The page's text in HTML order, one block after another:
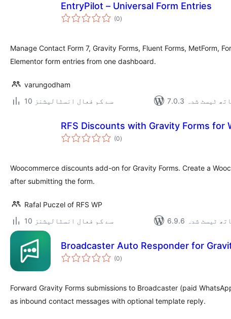
EntryPilot – Universal Form Entries
(0مجموعی
درجہ
)
Manage Contact Form 7, Gravity Forms, Fluent Forms, MetForm,
Elementor form entries from one dashboard.
varungodham
10 سے کم فعال انسٹالیشنز
ساتھ ٹیسٹ شدہ
RFS Discounts with Gravity Forms for
(0مجموعی
درجہ
)
Woocommerce discounts add-on for Gravity Forms. Create a
after submitting the form.
Rafal Puczel of RFS WP
10 سے کم فعال انسٹالیشنز
ساتھ ٹیسٹ شدہ
Broadcaster Auto Responder for
(0مجموعی
درجہ
)
Forward Gravity Forms submissions to Broadcaster (paid
as inbound contact messages with optional template reply.